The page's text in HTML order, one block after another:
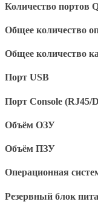
Количество портов
Общее количество
Общее количество
Порт USB
Порт Console (RJ45/
Объём ОЗУ
Объём ПЗУ
Операционная
Резервный блок